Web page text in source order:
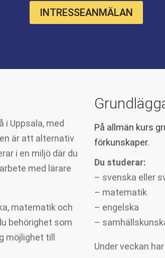
INTRESSEANMÄLAN
i Uppsala, med
är att alternativ
i en miljö där du
med lärare
matematik och
behörighet som
möjlighet till
På allmän kurs
förkunskaper.
Du studerar:
– svenska eller
– matematik
– engelska
–
Under veckan